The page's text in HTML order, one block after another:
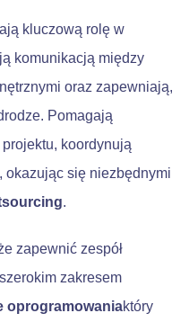
kluczową rolę w
komunikacją między
oraz zapewniają,
Pomagają
koordynują
okazując się niezbędnymi
.
zapewnić zespół
zakresem
oprogramowaniaktóry